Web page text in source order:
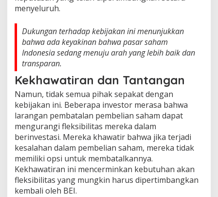
menyeluruh.
Dukungan terhadap kebijakan ini menunjukkan
bahwa ada keyakinan bahwa pasar saham
Indonesia sedang menuju arah yang lebih baik dan
transparan.
Kekhawatiran dan Tantangan
Namun, tidak semua pihak sepakat dengan
kebijakan ini. Beberapa investor merasa bahwa
larangan pembatalan pembelian saham dapat
mengurangi fleksibilitas mereka dalam
berinvestasi. Mereka khawatir bahwa jika terjadi
kesalahan dalam pembelian saham, mereka tidak
memiliki opsi untuk membatalkannya.
Kekhawatiran ini mencerminkan kebutuhan akan
fleksibilitas yang mungkin harus dipertimbangkan
kembali oleh BEI.